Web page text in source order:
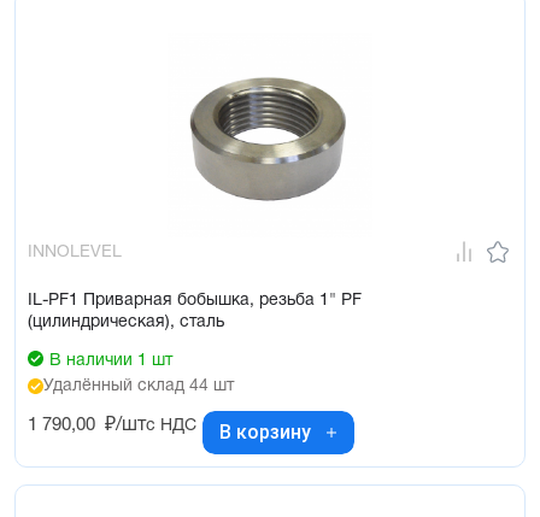
INNOLEVEL
IL-PF1 Приварная бобышка, резьба 1" PF
(цилиндрическая), сталь
В наличии 1 шт
Удалённый склад 44 шт
1 790,00 ₽/штс НДС В корзину